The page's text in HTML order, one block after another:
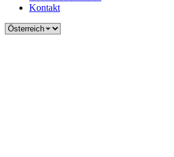
Kontakt